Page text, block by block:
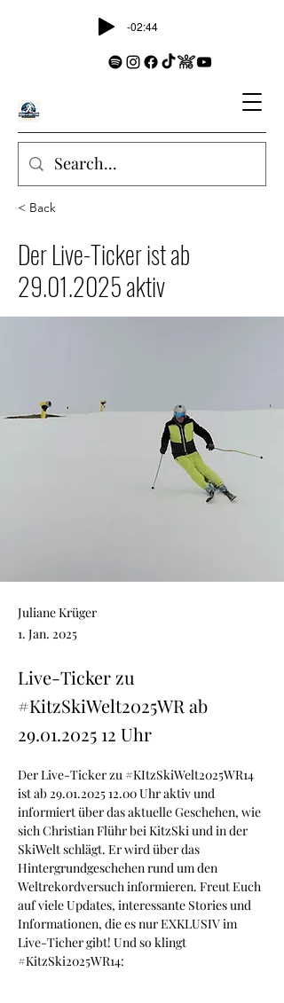
-02:44
< Back
Der Live-Ticker ist ab
29.01.2025aktiv
Juliane Krüger
1. Jan. 2025
Live-Ticker zu
#KitzSkiWelt2025WR ab
29.01.2025 12 Uhr
Der Live-Ticker zu #KItzSkiWelt2025WR14
ist ab 29.01.2025 12.00 Uhr aktiv und
informiert über das aktuelle Geschehen, wie
sich Christian Flühr bei KitzSki und in der
SkiWelt schlägt. Er wird über das
Hintergrundgeschehen rund um den
Weltrekordversuch informieren. Freut Euch
auf viele Updates, interessante Stories und
Informationen, die es nur EXKLUSIV im
Live-Ticher gibt! Und so klingt
#KitzSki2025WR14: